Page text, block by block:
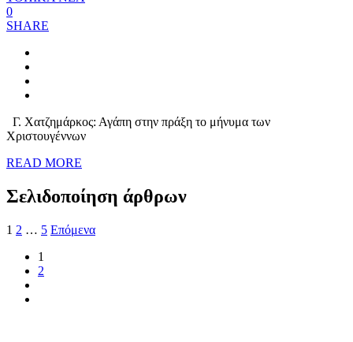
0
SHARE
Γ. Χατζημάρκος: Αγάπη στην πράξη το μήνυμα των
Χριστουγέννων
READ MORE
Σελιδοποίηση άρθρων
1 2 … 5 Επόμενα
1
2